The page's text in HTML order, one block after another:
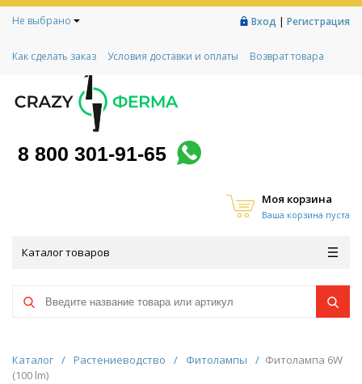
Не выбрано Вход | Регистрация
Как сделать заказ Условия доставки и оплаты
Возврат товара
Контакты
Социальный контракт
Любимая ферма
8 800 301-91-65
Моя корзина
Ваша корзина пуста
Каталог товаров
Каталог / Растениеводство / Фитолампы / Фитолампа 6W
(100 lm)